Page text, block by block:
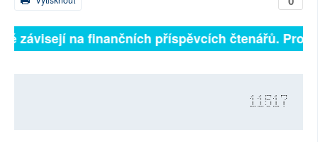
závisejí na finančních příspěvcích čtenářů.
11517